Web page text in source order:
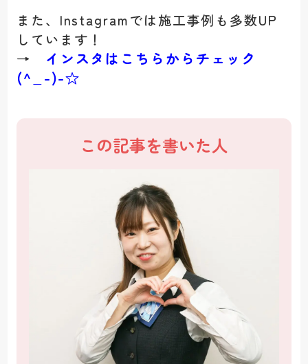
また、Instagramでは施工事例も多数UP
しています！
→ インスタはこちらからチェック
(^_-)-☆
この記事を書いた人